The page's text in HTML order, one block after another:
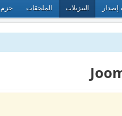
التنزيلات الملحقات حزم